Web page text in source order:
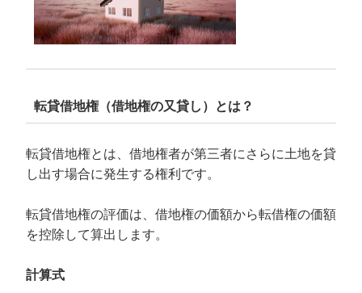
転貸借地権（借地権の又貸し）とは？
転貸借地権とは、借地権者が第三者にさらに土地を貸
し出す場合に発生する権利です。
転貸借地権の評価は、借地権の価額から転借権の価額
を控除して算出します。
計算式